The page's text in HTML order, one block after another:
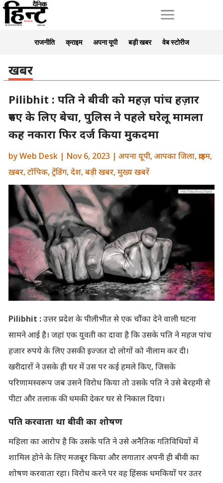
a
राजनीति क्राइम अपना यूपी बड़ी खबर वेब स्टोरीज
खबर
Pilibhit : पति ने बीवी को महज़ पांच हज़ार
रुपए के लिए बेचा, पुलिस ने पहले घरेलू मामला
कह नकारा फिर दर्ज किया मुकदमा
byWeb Desk| Nov 6, 2023 | अपना यूपी,आपका जिला,क्राइम,
ख़बर,टॉपिक,ट्रेंडिंग,देश,बड़ी खबर,मुख्य खबरें
Pilibhit :उत्तर प्रदेश के पीलीभीत से एक चौंका देने वाली घटना
सामने आई है। जहां एक युवती का दावा है कि उसके पति ने महज पांच
हजार रुपये के लिए उसकी इज्जत दो लोगों को नीलाम कर दी।
खरीदारों ने उसके ही घर में उस पर कई हमले किए, जिसके
परिणामस्वरूप जब उसने विरोध किया तो उसके पति ने उसे बेरहमी से
पीटा और तलाक की धमकी देकर घर से निकाल दिया।
पति करवाता था बीवी का शोषण
महिला का आरोप है कि उसके पति ने उसे अनैतिक गतिविधियों में
शामिल होने के लिए मजबूर किया और लगातार अपनी ही बीवी का
शोषण करवाता रहा। विरोध करने पर वह हिंसक धमकियों पर उतर